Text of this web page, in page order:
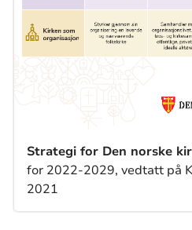
Strategi for Den norske
for 2022-2029, vedtatt på
2021